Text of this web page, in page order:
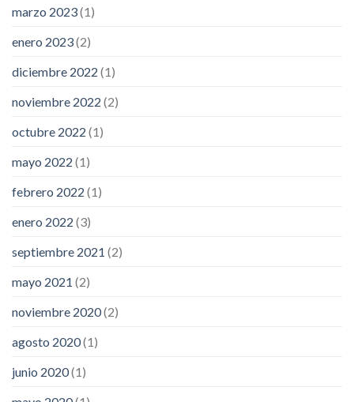
marzo 2023(1)
enero 2023(2)
diciembre 2022 (1)
noviembre 2022 (2)
octubre 2022 (1)
mayo 2022 (1)
febrero 2022 (1)
enero 2022 (3)
septiembre 2021 (2)
mayo 2021 (2)
noviembre 2020(2)
agosto 2020(1)
junio 2020(1)